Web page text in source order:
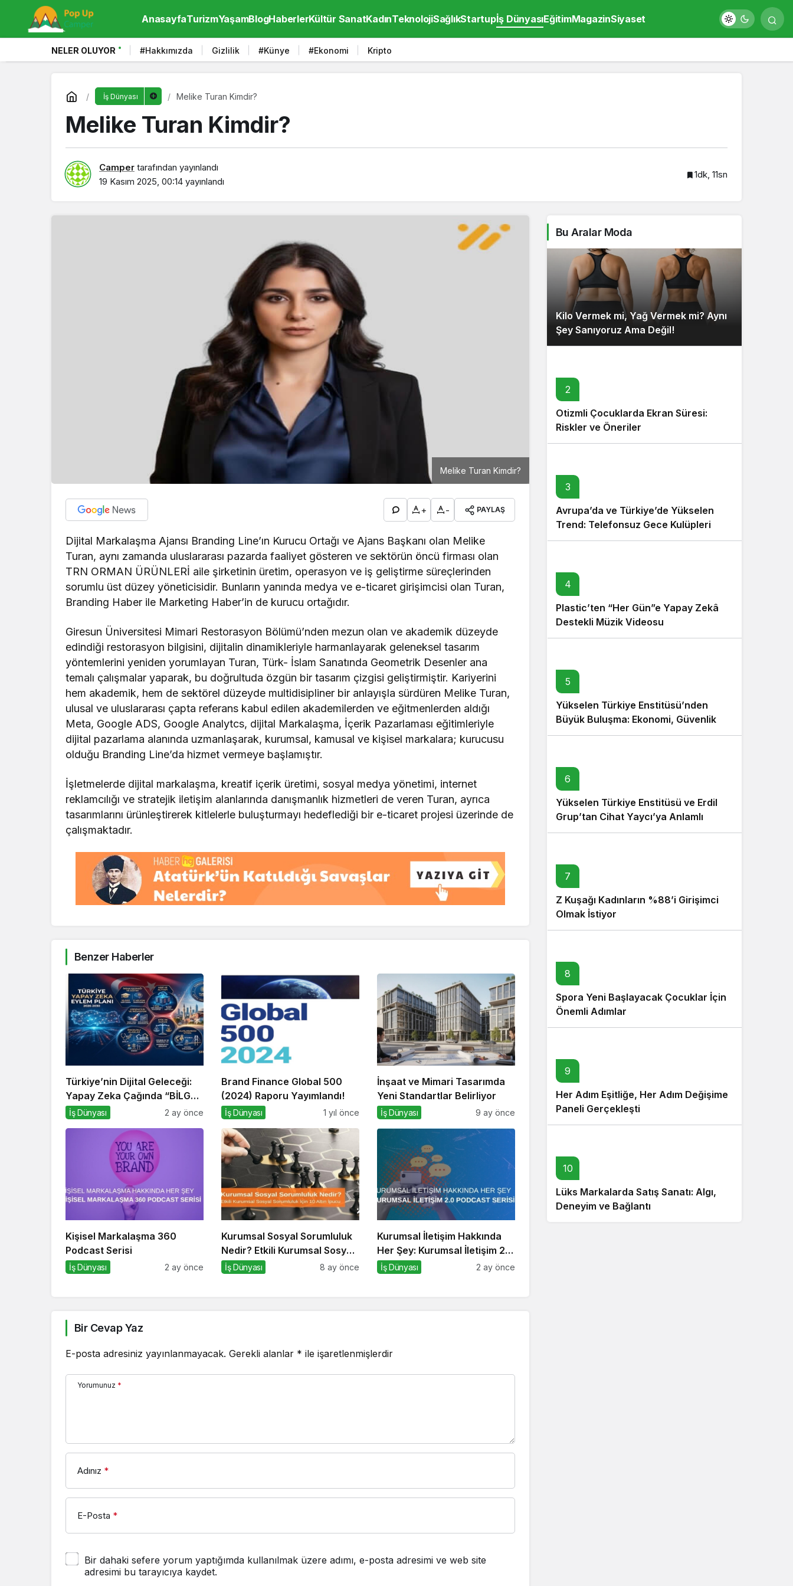
AnasayfaTurizmYaşamBlogHaberlerKültür SanatKadınTeknolojiSağlıkStartupİş DünyasıEğitimMagazinSiyaset
NELER OLUYOR #Hakkımızda Gizlilik #Künye #Ekonomi Kripto
İş Dünyası Melike Turan Kimdir?
Melike Turan Kimdir?
Camper tarafından yayınlandı
19 Kasım 2025, 00:14 yayınlandı
1dk, 11sn
Melike Turan Kimdir?
+ - PAYLAŞ
Dijital Markalaşma Ajansı Branding Line’ın Kurucu Ortağı ve Ajans Başkanı olan Melike
Turan, aynı zamanda uluslararası pazarda faaliyet gösteren ve sektörün öncü firması olan
TRN ORMAN ÜRÜNLERİ aile şirketinin üretim, operasyon ve iş geliştirme süreçlerinden
sorumlu üst düzey yöneticisidir. Bunların yanında medya ve e-ticaret girişimcisi olan Turan,
Branding Haber ile Marketing Haber’in de kurucu ortağıdır.
Giresun Üniversitesi Mimari Restorasyon Bölümü’nden mezun olan ve akademik düzeyde
edindiği restorasyon bilgisini, dijitalin dinamikleriyle harmanlayarak geleneksel tasarım
yöntemlerini yeniden yorumlayan Turan, Türk- İslam Sanatında Geometrik Desenler ana
temalı çalışmalar yaparak, bu doğrultuda özgün bir tasarım çizgisi geliştirmiştir. Kariyerini
hem akademik, hem de sektörel düzeyde multidisipliner bir anlayışla sürdüren Melike Turan,
ulusal ve uluslararası çapta referans kabul edilen akademilerden ve eğitmenlerden aldığı
Meta, Google ADS, Google Analytcs, dijital Markalaşma, İçerik Pazarlaması eğitimleriyle
dijital pazarlama alanında uzmanlaşarak, kurumsal, kamusal ve kişisel markalara; kurucusu
olduğu Branding Line’da hizmet vermeye başlamıştır.
İşletmelerde dijital markalaşma, kreatif içerik üretimi, sosyal medya yönetimi, internet
reklamcılığı ve stratejik iletişim alanlarında danışmanlık hizmetleri de veren Turan, ayrıca
tasarımlarını ürünleştirerek kitlelerle buluşturmayı hedeflediği bir e-ticaret projesi üzerinde de
çalışmaktadır.
Benzer Haberler
Türkiye’nin Dijital Geleceği:
Yapay Zeka Çağında “BİLGE”
Hamlesi
İş Dünyası 2 ay önce
Brand Finance Global 500
(2024) Raporu Yayımlandı!
İş Dünyası 1 yıl önce
İnşaat ve Mimari Tasarımda
Yeni Standartlar Belirliyor
İş Dünyası 9 ay önce
Kişisel Markalaşma 360
Podcast Serisi
İş Dünyası 2 ay önce
Kurumsal Sosyal Sorumluluk
Nedir? Etkili Kurumsal Sosyal
Sorumluluk İçin 10 Altın Öneri
İş Dünyası 8 ay önce
Kurumsal İletişim Hakkında
Her Şey: Kurumsal İletişim 2.0
Podcast Serisi
İş Dünyası 2 ay önce
Bir Cevap Yaz
E-posta adresiniz yayınlanmayacak. Gerekli alanlar * ile işaretlenmişlerdir
Yorumunuz *
Adınız *
E-Posta *
Bir dahaki sefere yorum yaptığımda kullanılmak üzere adımı, e-posta adresimi ve web site
adresimi bu tarayıcıya kaydet.
Bu Aralar Moda
Kilo Vermek mi, Yağ Vermek mi? Aynı
Şey Sanıyoruz Ama Değil!
2
Otizmli Çocuklarda Ekran Süresi:
Riskler ve Öneriler
3
Avrupa’da ve Türkiye’de Yükselen
Trend: Telefonsuz Gece Kulüpleri
4
Plastic’ten “Her Gün”e Yapay Zekâ
Destekli Müzik Videosu
5
Yükselen Türkiye Enstitüsü’nden
Büyük Buluşma: Ekonomi, Güvenlik
Politikaları ve Hukuk Konferansı
6
Yükselen Türkiye Enstitüsü ve Erdil
Grup’tan Cihat Yaycı’ya Anlamlı
Ziyaret
7
Z Kuşağı Kadınların %88’i Girişimci
Olmak İstiyor
8
Spora Yeni Başlayacak Çocuklar İçin
Önemli Adımlar
9
Her Adım Eşitliğe, Her Adım Değişime
Paneli Gerçekleşti
10
Lüks Markalarda Satış Sanatı: Algı,
Deneyim ve Bağlantı